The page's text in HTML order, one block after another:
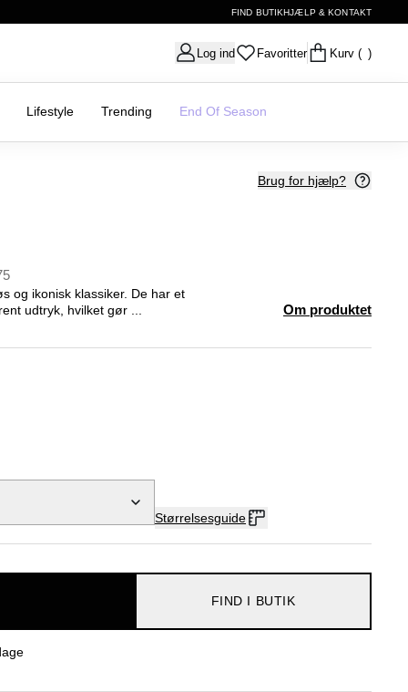
FIND BUTIKHJÆLP & KONTAKT
Log ind Favoritter Kurv ( )
Lifestyle Trending End Of Season
Brug for hjælp?
og ikonisk klassiker. De har et
udtryk, hvilket gør ...
Om produktet
Størrelsesguide
FIND I BUTIK